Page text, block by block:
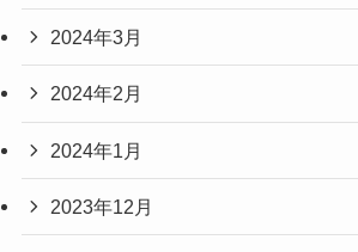
2024年3月
2024年2月
2024年1月
2023年12月